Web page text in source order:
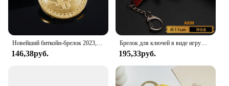
146,38руб.
Брелок для ключей в виде игрушечного пистолета, брелок для ключей в виде автомобиля из металлического сплава, подарок для мужчин и мальчиков, 1 шт.
195,33руб.